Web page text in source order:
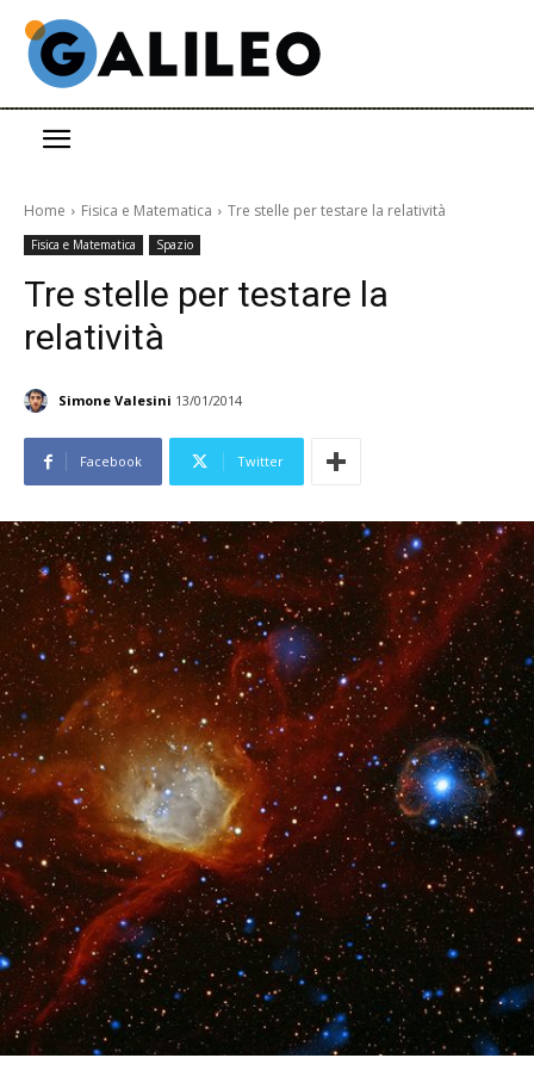
Home Fisica e Matematica Tre stelle per testare la relatività
Fisica e Matematica Spazio
Tre stelle per testare la
relatività
Simone Valesini 13/01/2014
Facebook Twitter